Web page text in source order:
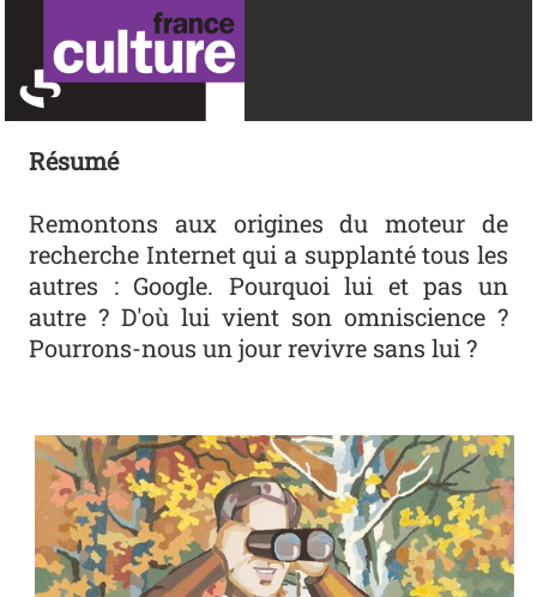
Résumé
Remontons aux origines du moteur de
recherche Internet qui a supplanté tous les
autres : Google. Pourquoi lui et pas un
autre ? D'où lui vient son omniscience ?
Pourrons-nous un jour revivre sans lui ?